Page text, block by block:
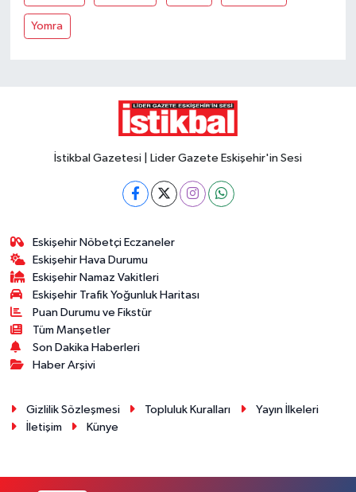
Yomra
İstikbal Gazetesi | Lider Gazete Eskişehir'in Sesi
Eskişehir Nöbetçi Eczaneler
Eskişehir Hava Durumu
Eskişehir Namaz Vakitleri
Eskişehir Trafik Yoğunluk Haritası
Puan Durumu ve Fikstür
Tüm Manşetler
Son Dakika Haberleri
Haber Arşivi
Gizlilik Sözleşmesi Topluluk Kuralları
Yayın İlkeleri
İletişim
Künye